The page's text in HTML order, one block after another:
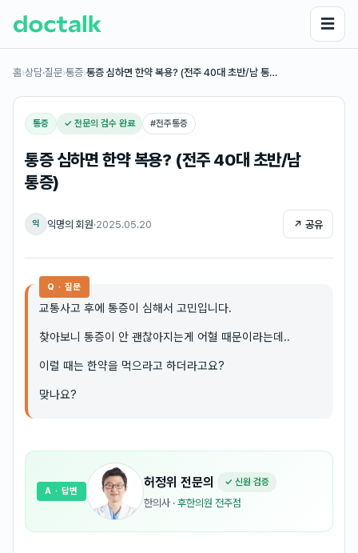
☰
홈›상담·질문›통증›통증 심하면 한약 복용? (전주 40대 초반/남 통…
통증 ✓ 전문의 검수 완료 #전주통증
통증 심하면 한약 복용? (전주 40대 초반/남
통증)
익 익명의 회원·2025.05.20 ↗ 공유
Q · 질문
교통사고 후에 통증이 심해서 고민입니다.
찾아보니 통증이 안 괜찮아지는게 어혈 때문이라는데..
이럴 때는 한약을 먹으라고 하더라고요?
맞나요?
허정위 전문의 ✓ 신원 검증
한의사 · 후한의원 전주점
A · 답변